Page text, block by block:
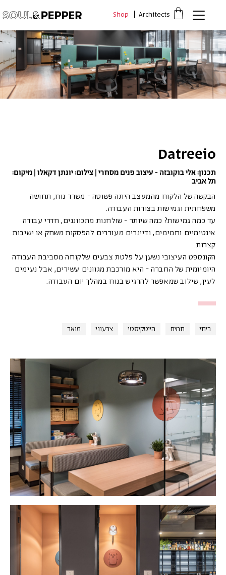
דלג לסרגל הניווט
Shop Architectsפתיחת
חלונית
עגלה
אין מוצרים בעגלה
סגור
כבר רשומים? התחברו
*יש להזין את המספר הטלפון הנייד שלך ונשלח לך קוד אימות
משתמש חדש/אורח
להרשמה
Datreeio
תכנון: אלי בוקובזה - עיצוב פנים מסחרי | צילום: יונתן דקאלו | מיקום:
תל אביב
הבקשה של הלקוח מהמעצב היתה פשוטה - משרד נוח, תחושה
משפחתית וגמישות בצורות העבודה.
עד כמה גמישות? כמה שיותר - שולחנות מתכווננים, חדרי עבודה
אינטימיים וחמימים, ודיינרים מעוררים להפסקות משחק או ישיבות
קצרות.
הקונספט העיצובי נשען על פלטת צבעים שלקוחה מסביבת העבודה
היומיומית של החברה - היא מורכבת מגוונים עשירים, אבל נעימים
לעין, שילוב שמאפשר להרגיש בנוח במהלך יום העבודה.
ביתי חמים הייטקיסטי צבעוני מואר